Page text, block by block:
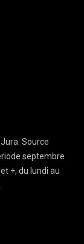
Source
septembre
+, du lundi au